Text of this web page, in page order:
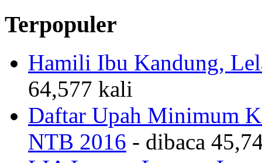
Terpopuler
Hamili Ibu Kandung,
64,577 kali
Daftar Upah Minimum
NTB 2016 - dibaca